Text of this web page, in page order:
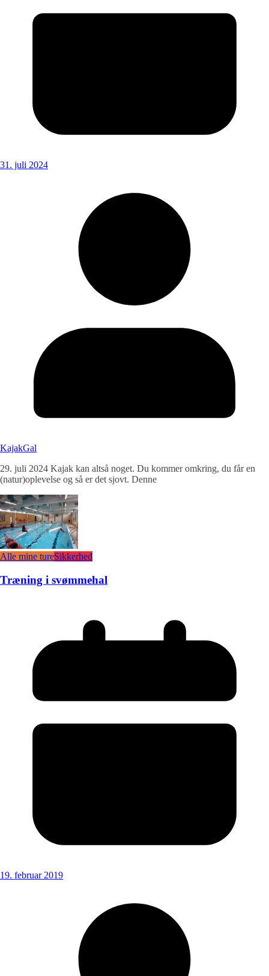
31. juli 2024
KajakGal
29. juli 2024 Kajak kan altså noget. Du kommer omkring, du får en
(natur)oplevelse og så er det sjovt. Denne
Alle mine tureSikkerhed
Træning i svømmehal
19. februar 2019